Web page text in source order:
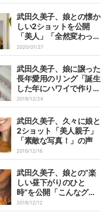
武田久美子、娘との懐か
しい2ショットを公開
「美人」「全然変わって
ない」の声
2020/01/27
武田久美子、娘に譲った
長年愛用のリング「誕生
した年にハワイで作りま
した」
2019/12/24
武田久美子、久々に娘と
2ショット「美人親子」
「素敵な写真！」の声
2019/12/16
武田久美子、娘との“楽
しい昼下がりのひと
時”を公開「こんなグリ
ーンバーガーが登場」
2019/12/12